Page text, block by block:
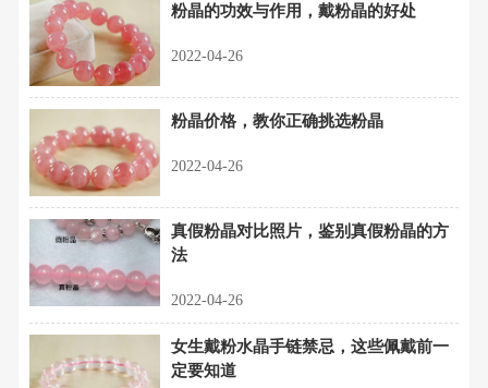
粉晶的功效与作用，戴粉晶的好处
2022-04-26
粉晶价格，教你正确挑选粉晶
2022-04-26
真假粉晶对比照片，鉴别真假粉晶的方
法
2022-04-26
女生戴粉水晶手链禁忌，这些佩戴前一
定要知道